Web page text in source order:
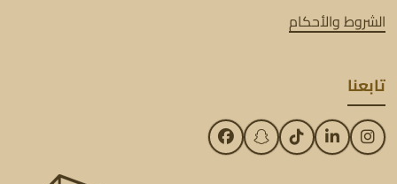
الشروط والأحكام
تابعنا